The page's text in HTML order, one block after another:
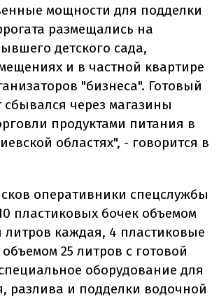
мощности для подделки
размещались на
детского сада,
и в частной квартире
"бизнеса". Готовый
через магазины
продуктами питания в
областях", - говорится в
оперативники спецслужбы
пластиковых бочек объемом
литров каждая, 4 пластиковые
25 литров с готовой
оборудование для
разлива и подделки водочной